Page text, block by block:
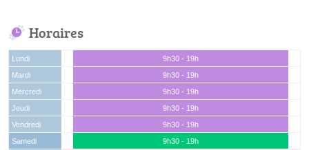
Horaires
Lundi
9h30 - 19h
Mardi
9h30 - 19h
Mercredi
9h30 - 19h
Jeudi
9h30 - 19h
Vendredi
9h30 - 19h
Samedi
9h30 - 19h